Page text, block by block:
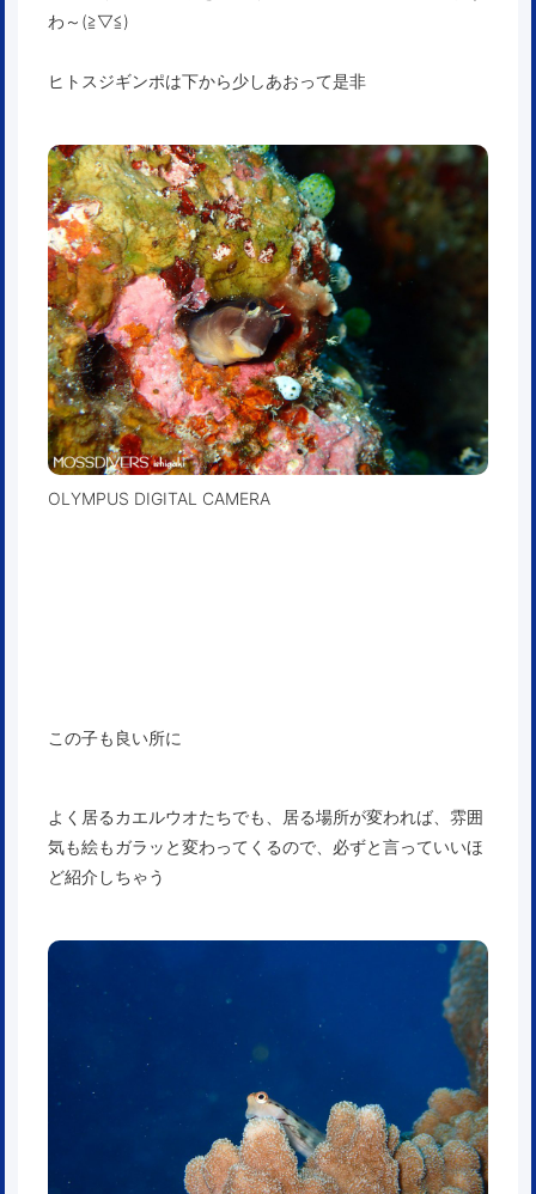
わ～(≧▽≦)
ヒトスジギンポは下から少しあおって是非
OLYMPUS DIGITAL CAMERA
この子も良い所に
よく居るカエルウオたちでも、居る場所が変われば、雰囲
気も絵もガラッと変わってくるので、必ずと言っていいほ
ど紹介しちゃう